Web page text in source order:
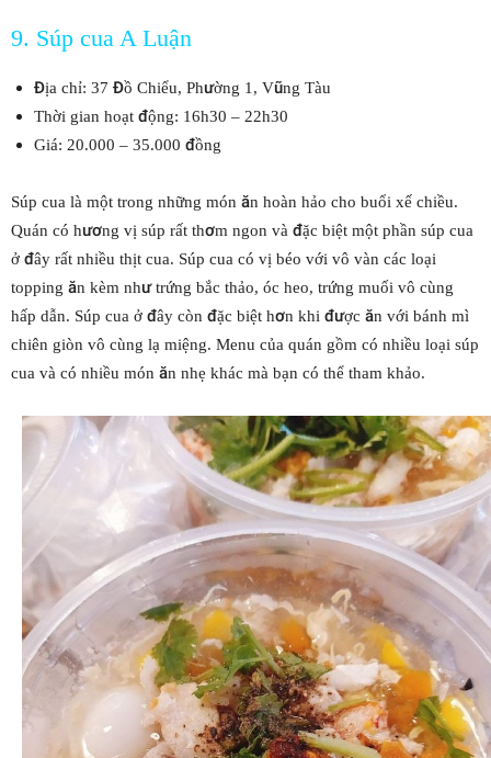
9. Súp cua A Luận
Địa chỉ: 37 Đồ Chiểu, Phường 1, Vũng Tàu
Thời gian hoạt động: 16h30 – 22h30
Giá: 20.000 – 35.000 đồng
Súp cua là một trong những món ăn hoàn hảo cho buổi xế chiều.
Quán có hương vị súp rất thơm ngon và đặc biệt một phần súp cua
ở đây rất nhiều thịt cua. Súp cua có vị béo với vô vàn các loại
topping ăn kèm như trứng bắc thảo, óc heo, trứng muối vô cùng
hấp dẫn. Súp cua ở đây còn đặc biệt hơn khi được ăn với bánh mì
chiên giòn vô cùng lạ miệng. Menu của quán gồm có nhiều loại súp
cua và có nhiều món ăn nhẹ khác mà bạn có thể tham khảo.